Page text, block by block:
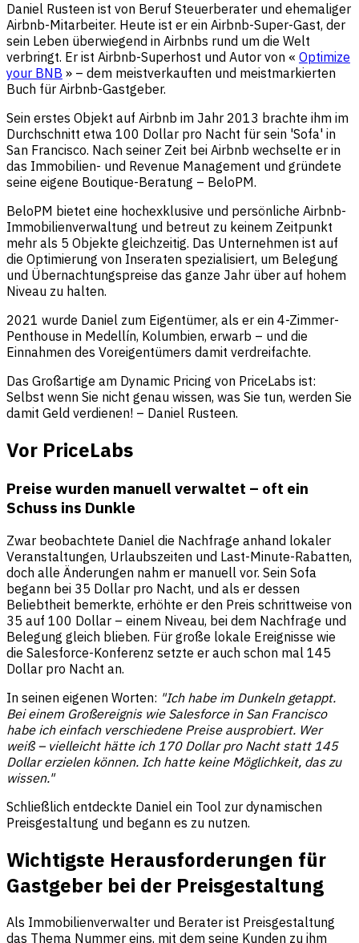
Daniel Rusteen ist von Beruf Steuerberater und ehemaliger
Airbnb-Mitarbeiter. Heute ist er ein Airbnb-Super-Gast, der
sein Leben überwiegend in Airbnbs rund um die Welt
verbringt. Er ist Airbnb-Superhost und Autor von « Optimize
your BNB » – dem meistverkauften und meistmarkierten
Buch für Airbnb-Gastgeber.
Sein erstes Objekt auf Airbnb im Jahr 2013 brachte ihm im
Durchschnitt etwa 100 Dollar pro Nacht für sein 'Sofa' in
San Francisco. Nach seiner Zeit bei Airbnb wechselte er in
das Immobilien- und Revenue Management und gründete
seine eigene Boutique-Beratung – BeloPM.
BeloPM bietet eine hochexklusive und persönliche Airbnb-
Immobilienverwaltung und betreut zu keinem Zeitpunkt
mehr als 5 Objekte gleichzeitig. Das Unternehmen ist auf
die Optimierung von Inseraten spezialisiert, um Belegung
und Übernachtungspreise das ganze Jahr über auf hohem
Niveau zu halten.
2021 wurde Daniel zum Eigentümer, als er ein 4-Zimmer-
Penthouse in Medellín, Kolumbien, erwarb – und die
Einnahmen des Voreigentümers damit verdreifachte.
Das Großartige am Dynamic Pricing von PriceLabs ist:
Selbst wenn Sie nicht genau wissen, was Sie tun, werden Sie
damit Geld verdienen! – Daniel Rusteen.
Vor PriceLabs
Preise wurden manuell verwaltet – oft ein
Schuss ins Dunkle
Zwar beobachtete Daniel die Nachfrage anhand lokaler
Veranstaltungen, Urlaubszeiten und Last-Minute-Rabatten,
doch alle Änderungen nahm er manuell vor. Sein Sofa
begann bei 35 Dollar pro Nacht, und als er dessen
Beliebtheit bemerkte, erhöhte er den Preis schrittweise von
35 auf 100 Dollar – einem Niveau, bei dem Nachfrage und
Belegung gleich blieben. Für große lokale Ereignisse wie
die Salesforce-Konferenz setzte er auch schon mal 145
Dollar pro Nacht an.
In seinen eigenen Worten: "Ich habe im Dunkeln getappt.
Bei einem Großereignis wie Salesforce in San Francisco
habe ich einfach verschiedene Preise ausprobiert. Wer
weiß – vielleicht hätte ich 170 Dollar pro Nacht statt 145
Dollar erzielen können. Ich hatte keine Möglichkeit, das zu
wissen."
Schließlich entdeckte Daniel ein Tool zur dynamischen
Preisgestaltung und begann es zu nutzen.
Wichtigste Herausforderungen für
Gastgeber bei der Preisgestaltung
Als Immobilienverwalter und Berater ist Preisgestaltung
das Thema Nummer eins, mit dem seine Kunden zu ihm